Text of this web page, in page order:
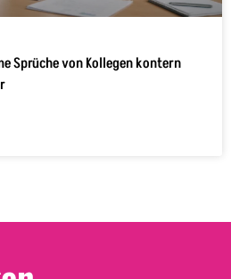
Sprüche von Kollegen kontern